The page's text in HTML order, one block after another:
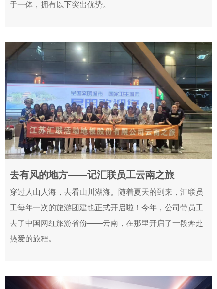
于一体，拥有以下突出优势。
去有风的地方——记汇联员工云南之旅
2024-05-31
穿过人山人海，去看山川湖海。随着夏天的到来，汇联员
工每年一次的旅游团建也正式开启啦！今年，公司带员工
去了中国网红旅游省份——云南，在那里开启了一段奔赴
热爱的旅程。